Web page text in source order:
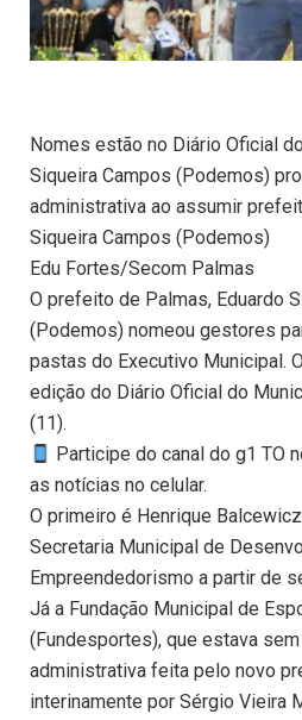
Nomes estão no Diário Oficial
Siqueira Campos (Podemos)
administrativa ao assumir
Siqueira Campos (Podemos)
Edu Fortes/Secom Palmas
O prefeito de Palmas, Eduardo
(Podemos) nomeou gestores
pastas do Executivo Municipal.
edição do Diário Oficial do
(11).
Participe do canal do g1 TO
as notícias no celular.
O primeiro é Henrique
Secretaria Municipal de
Empreendedorismo a partir de
Já a Fundação Municipal de
(Fundesportes), que estava
administrativa feita pelo novo
interinamente por Sérgio Vieira